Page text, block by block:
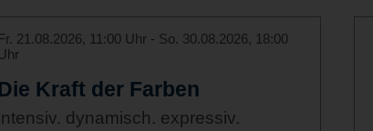
21.08.2026, 11:00 Uhr - So. 30.08.2026, 18:00
Kraft der Farben
dynamisch. expressiv.